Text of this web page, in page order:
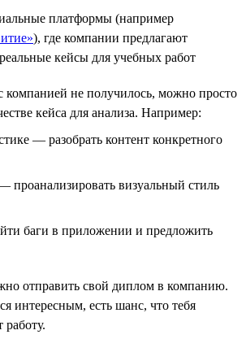
платформы (например
), где компании предлагают
кейсы для учебных работ
компанией не получилось, можно просто
кейса для анализа. Например:
— разобрать контент конкретного
проанализировать визуальный стиль
баги в приложении и предложить
отправить свой диплом в компанию.
интересным, есть шанс, что тебя
работу.